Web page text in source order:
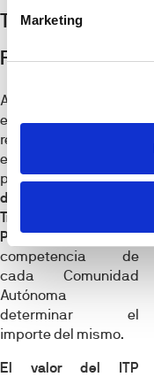
Marketing
Transmisiones
Patrimoniales?
Aunque es el
el encargado de
regular y establecer
el marco aplicable
para laliquidación
del Impuesto de
Transmisiones
Patrimoniales, es
competencia de
cada Comunidad
Autónoma
determinar el
importe del mismo.
El valor del ITP